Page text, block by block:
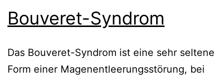
Bouveret-Syndrom
Das Bouveret-Syndrom ist eine sehr seltene
Form einer Magenentleerungsstörung, bei